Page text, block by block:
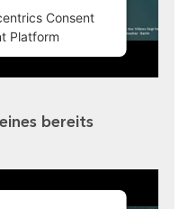
Consent
Platform
bereits